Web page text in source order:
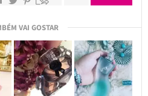
VAI GOSTAR